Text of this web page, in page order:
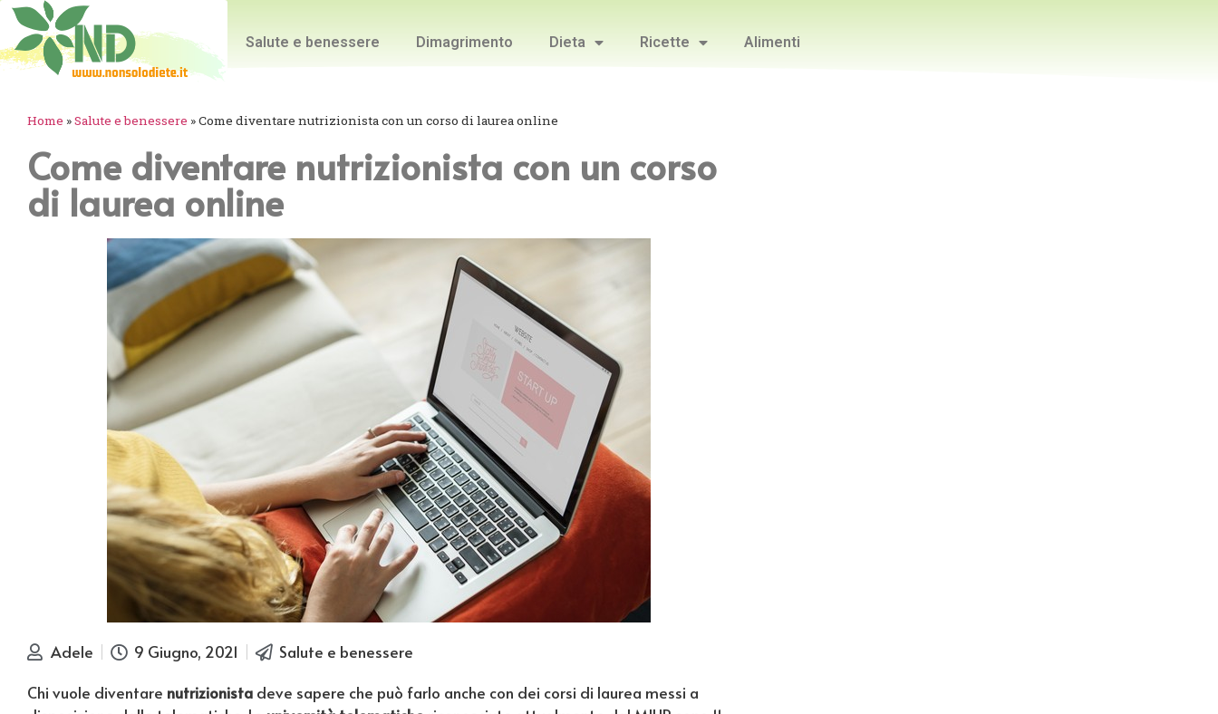
Salute e benessere Dimagrimento Dieta Ricette Alimenti
Home »Salute e benessere »Come diventare nutrizionista con un corso di laurea online
Come diventare nutrizionista con un corso
di laurea online
Adele 9 Giugno, 2021
Salute e benessere
Chi vuole diventare nutrizionista deve sapere che può farlo anche con dei corsi di laurea messi a